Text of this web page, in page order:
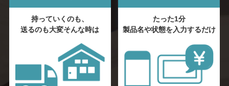
持っていくのも、
送るのも大変そんな時は
たった1分
製品名や状態を入力するだけ